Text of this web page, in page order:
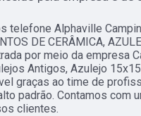
telefone Alphaville
DE CERÂMICA,
por meio da empresa
Antigos, Azulejo
graças ao time de
padrão. Contamos com
clientes.